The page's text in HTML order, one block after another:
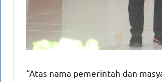
“Atas nama pemerintah dan